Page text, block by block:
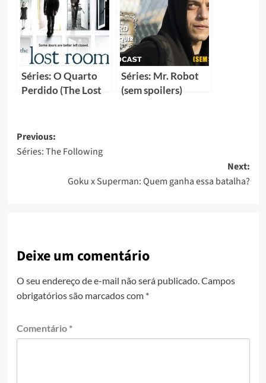
Séries: O Quarto
Perdido (The Lost
Séries: Mr. Robot
(sem spoilers)
Previous:
Séries: The Following
Next:
Goku x Superman: Quem ganha essa batalha?
Deixe um comentário
O seu endereço de e-mail não será publicado.Campos
obrigatórios são marcados com *
Comentário *